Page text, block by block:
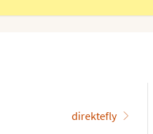
direktefly